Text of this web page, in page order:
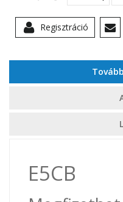
Regisztráció
E5CB